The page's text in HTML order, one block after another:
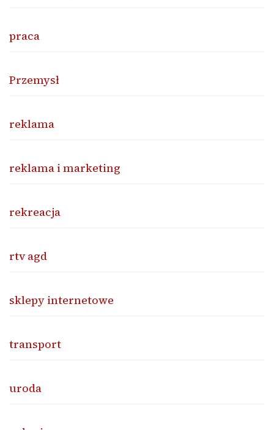
praca
Przemysł
reklama
reklama i marketing
rekreacja
rtv agd
sklepy internetowe
transport
uroda